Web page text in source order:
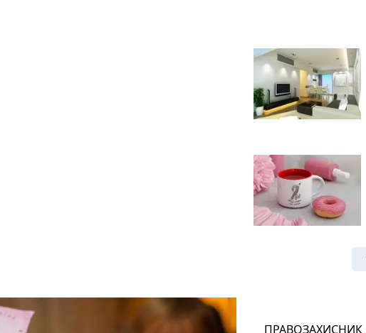
ПРАВОЗАХИСНИК